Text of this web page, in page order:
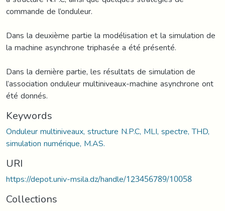
commande de l’onduleur.
Dans la deuxième partie la modélisation et la simulation de
la machine asynchrone triphasée a été présenté.
Dans la dernière partie, les résultats de simulation de
l’association onduleur multiniveaux-machine asynchrone ont
été donnés.
Keywords
Onduleur multiniveaux, structure N.P.C, MLI, spectre, THD,
simulation numérique, M.AS.
URI
https://depot.univ-msila.dz/handle/123456789/10058
Collections